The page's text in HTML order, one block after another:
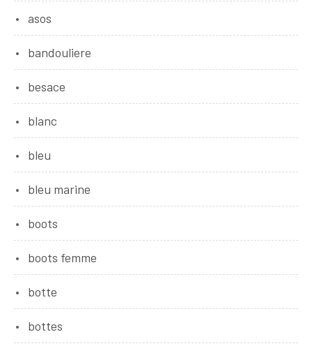
asos
bandouliere
besace
blanc
bleu
bleu marine
boots
boots femme
botte
bottes